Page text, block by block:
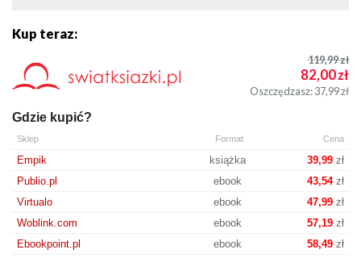
Kup teraz:
119,99zł
82,00zł
Oszczędzasz: 37,99zł
Gdzie kupić?
Sklep Format Cena
Empik książka 39,99zł
Publio.pl
ebook 43,54zł
Virtualo
ebook 47,99zł
Woblink.com
ebook 57,19zł
Ebookpoint.pl
ebook 58,49zł